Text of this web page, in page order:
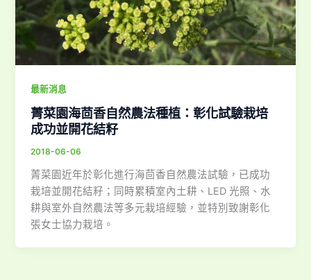
最新消息
菁菜園海茴香自然農法種植：彰化試驗栽培
成功並開花結籽
2018-06-06
菁菜園近年於彰化進行海茴香自然農法試驗，已成功
栽培並開花結籽；同時累積室內土耕、LED 光照、水
耕與室外自然農法等多元栽培經驗，並特別致謝彰化
張女士協力栽培。